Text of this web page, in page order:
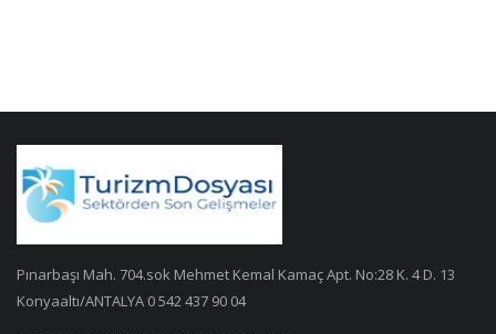
Pınarbaşı Mah. 704.sok Mehmet Kemal Kamaç Apt. No:28 K. 4 D. 13
Konyaaltı/ANTALYA 0 542 437 90 04